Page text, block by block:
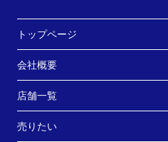
トップページ
会社概要
店舗一覧
売りたい